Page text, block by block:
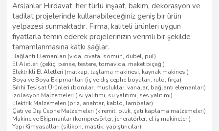
Arslanlar Hırdavat, her türlü inşaat, bakım, dekorasyon ve
tadilat projelerinde kullanabileceğiniz geniş bir ürün
yelpazesi sunmaktadır. Firma, kaliteli ürünleri uygun
fiyatlarla temin ederek projelerinizin verimli bir şekilde
tamamlanmasına katkı sağlar.
Bağlantı Elemanları (vida, civata, somun, dübel, pul)
El Aletleri (çekiç, pense, testere, tornavida, maket bıçağı)
Elektrikli El Aletleri (matkap, taşlama makinesi, kaynak makinesi)
Boya ve Boya Ekipmanları (iç ve dış cephe boyaları, rulo, fırça)
Sıhhi Tesisat Ürünleri (borular, musluklar, vanalar, bağlantı elemanları)
İzolasyon Malzemeleri (ısı yalıtımı, su yalıtımı, ses yalıtımı)
Elektrik Malzemeleri (priz, anahtar, kablo, lambalar)
Çatı ve Dış Cephe Malzemeleri (kiremit, oluk, çatı kaplama malzemeleri)
Makine ve Ekipmanlar (kompresörler, jeneratörler, el iş makineleri)
Yapı Kimyasalları (silikon, mastik, yapıştırıcılar)